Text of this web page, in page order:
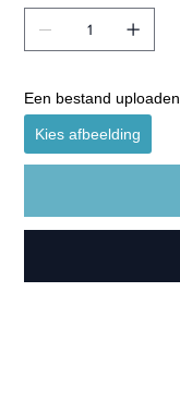
Een bestand uploaden
Kies afbeelding